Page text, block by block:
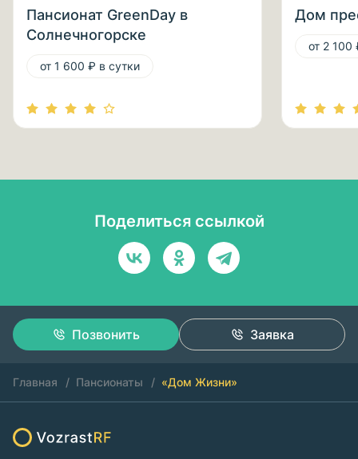
Пансионат GreenDay в
Солнечногорске
от 1 600 ₽ в сутки
Дом
от 2 100
Поделиться ссылкой
Позвонить Заявка
Главная Пансионаты «Дом Жизни»